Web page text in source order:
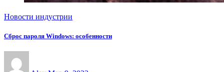
Новости индустрии
Сброс пароля Windows: особенности